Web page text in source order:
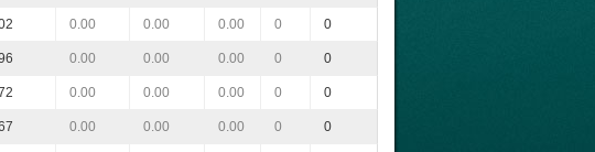
0.00 0.00 0.00 0 0
0.00 0.00 0.00 0 0
0.00 0.00 0.00 0 0
0.00 0.00 0.00 0 0